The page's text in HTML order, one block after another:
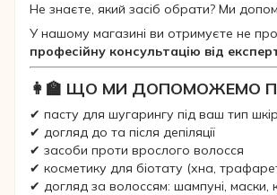
Не знаєте, який засіб обрати? Ми
У нашому магазині ви отримуєте не
професійну консультацію від
👩‍🏫 ЩО МИ ДОПОМОЖЕМО
✔ пасту для шугарингу під ваш тип
✔ догляд до та після депіляції
✔ засоби проти врослого волосся
✔ косметику для біотату (хна,
✔ догляд за волоссям: шампуні, маски,